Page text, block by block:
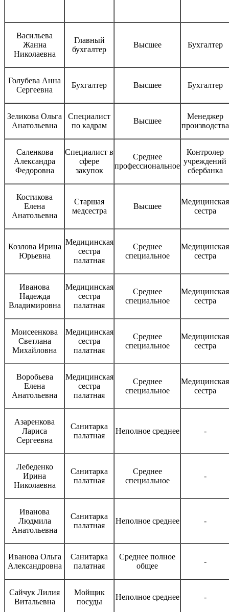
Васильева
Жанна
Николаевна
Главный
бухгалтер
Высшее Бухгалтер
Голубева Анна
Сергеевна
Бухгалтер Высшее Бухгалтер
Зеликова Ольга
Анатольевна
Специалист
по кадрам
Высшее
Менеджер
производства
Саленкова
Александра
Федоровна
Специалист в
сфере
закупок
Среднее
профессиональное
Контролер
учреждений
сбербанка
Костикова
Елена
Анатольевна
Старшая
медсестра
Высшее
Медицинская
сестра
Козлова Ирина
Юрьевна
Медицинская
сестра
палатная
Среднее
специальное
Медицинская
сестра
Иванова
Надежда
Владимировна
Медицинская
сестра
палатная
Среднее
специальное
Медицинская
сестра
Моисеенкова
Светлана
Михайловна
Медицинская
сестра
палатная
Среднее
специальное
Медицинская
сестра
Воробьева
Елена
Анатольевна
Медицинская
сестра
палатная
Среднее
специальное
Медицинская
сестра
Азаренкова
Лариса
Сергеевна
Санитарка
палатная
Неполное среднее -
Лебеденко
Ирина
Николаевна
Санитарка
палатная
Среднее
специальное
-
Иванова
Людмила
Анатольевна
Санитарка
палатная
Неполное среднее -
Иванова Ольга
Александровна
Санитарка
палатная
Среднее полное
общее
-
Сайчук Лилия
Витальевна
Мойщик
посуды
Неполное среднее -